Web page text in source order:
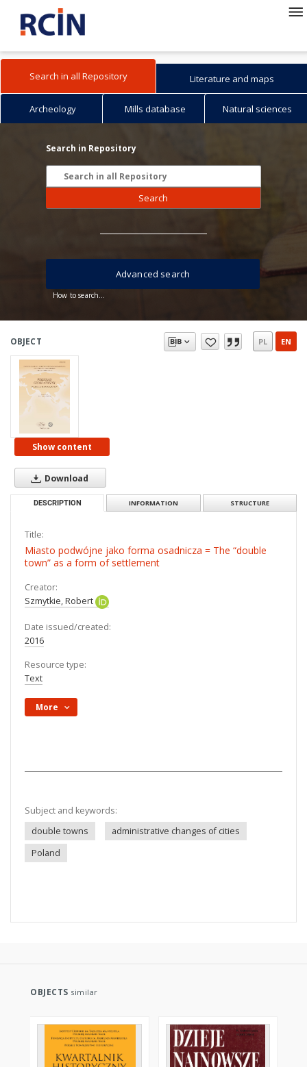
Search in all Repository Literature and maps
Archeology Mills database Natural sciences
Search in Repository
Search
How to search...
Advanced search
OBJECT PL EN
Show content
Download
DESCRIPTION INFORMATION STRUCTURE
Title:
Miasto podwójne jako forma osadnicza = The “double
town” as a form of settlement
Creator:
Szmytkie, Robert
Date issued/created:
2016
Resource type:
Text
More
Subject and keywords:
double towns
administrative changes of cities
Poland
OBJECTS similar